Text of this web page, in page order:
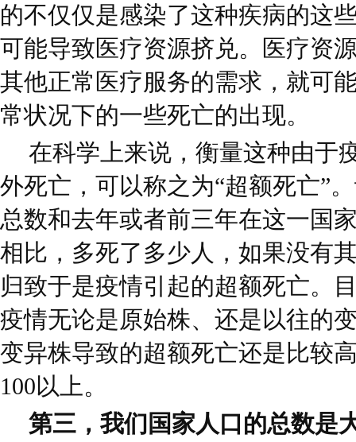
的不仅仅是感染了这种疾病的这
可能导致医疗资源挤兑。医疗资
其他正常医疗服务的需求，就可
常状况下的一些死亡的出现。
在科学上来说，衡量这种由于
外死亡，可以称之为“超额死亡”
总数和去年或者前三年在这一国
相比，多死了多少人，如果没有
归致于是疫情引起的超额死亡。
疫情无论是原始株、还是以往的
变异株导致的超额死亡还是比较
100以上。
第三，我们国家人口的总数是